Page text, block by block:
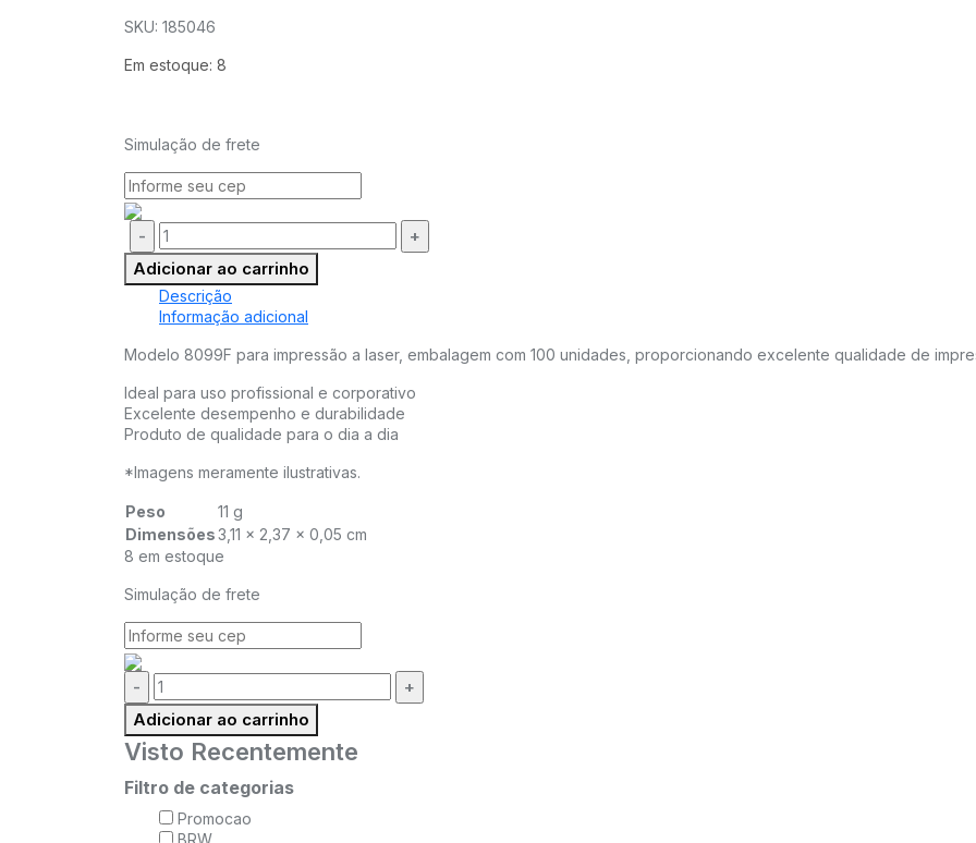
SKU: 185046
Em estoque: 8
Simulação de frete
Quantidade:
Adicionar ao carrinho
Descrição
Informação adicional
Modelo 8099F para impressão a laser, embalagem com 100 unidades, proporcionando excelente qualidade de
Ideal para uso profissional e corporativo
Excelente desempenho e durabilidade
Produto de qualidade para o dia a dia
*Imagens meramente ilustrativas.
Peso
11 g
Dimensões3,11 × 2,37 × 0,05 cm
8 em estoque
Simulação de frete
Quantidade:
Adicionar ao carrinho
Visto Recentemente
Filtro de categorias
Promocao
BRW